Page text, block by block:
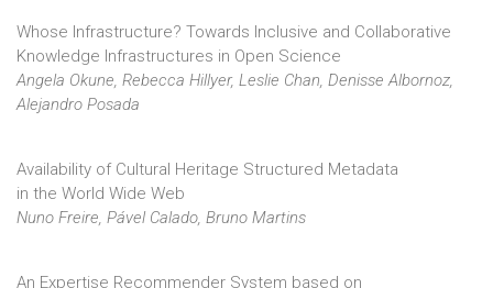
Whose Infrastructure? Towards Inclusive and Collaborative
Knowledge Infrastructures in Open Science
Angela Okune, Rebecca Hillyer, Leslie Chan, Denisse Albornoz,
Alejandro Posada
Availability of Cultural Heritage Structured Metadata
in the World Wide Web
Nuno Freire, Pável Calado, Bruno Martins
An Expertise Recommender System based on